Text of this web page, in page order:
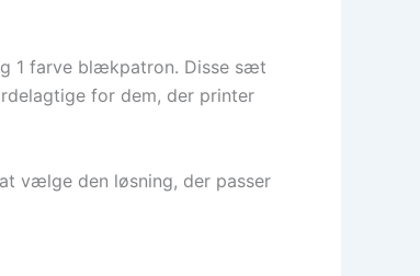
1 farve blækpatron. Disse sæt
for dem, der printer
vælge den løsning, der passer